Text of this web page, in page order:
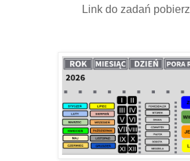
Link do zadań pobierz